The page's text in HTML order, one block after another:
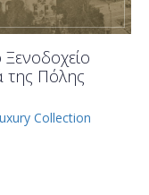
της Πόλης
Collection